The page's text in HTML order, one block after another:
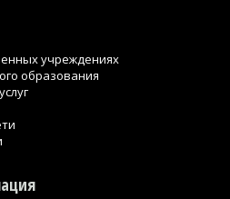
учреждениях
образования